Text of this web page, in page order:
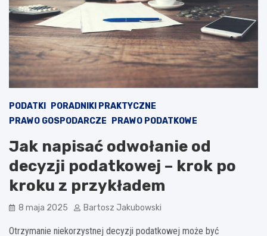
PODATKI
PORADNIKI PRAKTYCZNE
PRAWO GOSPODARCZE
PRAWO PODATKOWE
Jak napisać odwołanie od
decyzji podatkowej – krok po
kroku z przykładem
8 maja 2025 Bartosz Jakubowski
Otrzymanie niekorzystnej decyzji podatkowej może być